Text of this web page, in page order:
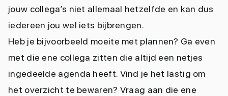
jouw collega’s niet allemaal hetzelfde en kan dus
iedereen jou wel iets bijbrengen.
Heb je bijvoorbeeld moeite met plannen? Ga even
met die ene collega zitten die altijd een netjes
ingedeelde agenda heeft. Vind je het lastig om
het overzicht te bewaren? Vraag aan die ene